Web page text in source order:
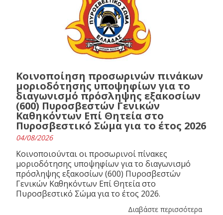
Κοινοποίηση προσωρινών πινάκων
μοριοδότησης υποψηφίων για το
διαγωνισμό πρόσληψης εξακοσίων
(600) Πυροσβεστών Γενικών
Καθηκόντων Επί Θητεία στο
Πυροσβεστικό Σώμα για το έτος 2026
04/08/2026
Κοινοποιούνται οι προσωρινοί πίνακες
μοριοδότησης υποψηφίων για το διαγωνισμό
πρόσληψης εξακοσίων (600) Πυροσβεστών
Γενικών Καθηκόντων Επί Θητεία στο
Πυροσβεστικό Σώμα για το έτος 2026.
Διαβάστε περισσότερα